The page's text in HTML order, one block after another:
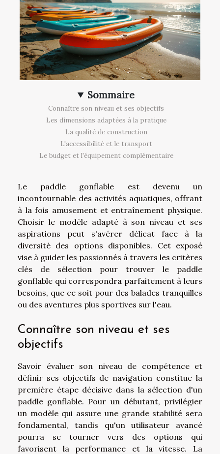
Sommaire
Connaître son niveau et ses objectifs
Les dimensions adaptées à la pratique
La qualité de construction
L'accessibilité et le transport
Le budget et l'équipement complémentaire
Le paddle gonflable est devenu un
incontournable des activités aquatiques, offrant
à la fois amusement et entraînement physique.
Choisir le modèle adapté à son niveau et ses
aspirations peut s'avérer délicat face à la
diversité des options disponibles. Cet exposé
vise à guider les passionnés à travers les critères
clés de sélection pour trouver le paddle
gonflable qui correspondra parfaitement à leurs
besoins, que ce soit pour des balades tranquilles
ou des aventures plus sportives sur l'eau.
Connaître son niveau et ses
objectifs
Savoir évaluer son niveau de compétence et
définir ses objectifs de navigation constitue la
première étape décisive dans la sélection d'un
paddle gonflable. Pour un débutant, privilégier
un modèle qui assure une grande stabilité sera
fondamental, tandis qu'un utilisateur avancé
pourra se tourner vers des options qui
favorisent la performance et la vitesse. La